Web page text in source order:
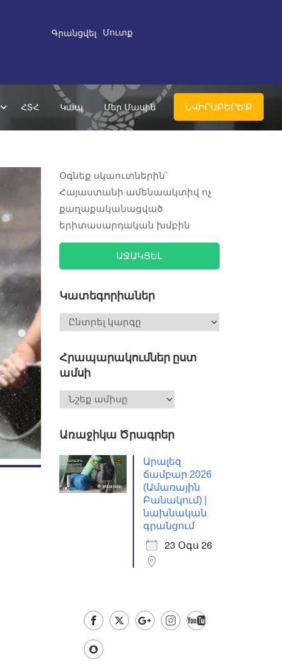
Գրանցվել Մուտք
ՀՏՀ Կապ Մեր Մասին ՆՎԻՐԱԲԵՐԵ'Ք
Օգնեք սկաուտներին՝
Հայաստանի ամենաակտիվ ոչ
քաղաքականացված
երիտասարդական խմբին
ԱՋԱԿՑԵԼ
Կատեգորիաներ
Հրապարակումներ ըստ
ամսի
Առաջիկա Ծրագրեր
Արալեզ
ճամբար 2026
(Ամառային
Բանակում) |
նախնական
գրանցում
23 Օգս 26